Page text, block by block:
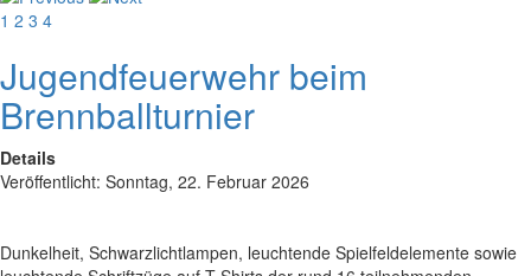
1 2 3 4
Jugendfeuerwehr beim
Brennballturnier
Details
Veröffentlicht: Sonntag, 22. Februar 2026
Dunkelheit, Schwarzlichtlampen, leuchtende Spielfeldelemente sowie